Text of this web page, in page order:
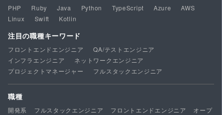
PHP Ruby Java Python TypeScript Azure
AWS
Linux
Swift Kotlin
注目の職種キーワード
フロントエンドエンジニア
QA/テストエンジニア
インフラエンジニア
ネットワークエンジニア
プロジェクトマネージャー
フルスタックエンジニア
職種
開発系 フルスタックエンジニア フロントエンドエンジニア
オープ